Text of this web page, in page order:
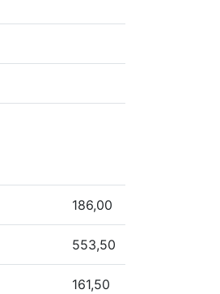
186,00
553,50
161,50